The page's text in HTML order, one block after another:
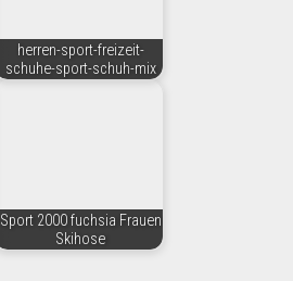
herren-sport-freizeit-
schuhe-sport-schuh-mix
Sport 2000 fuchsia Frauen
Skihose